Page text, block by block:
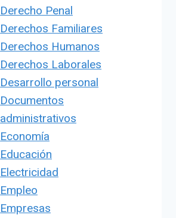
Derecho Penal
Derechos Familiares
Derechos Humanos
Derechos Laborales
Desarrollo personal
Documentos
administrativos
Economía
Educación
Electricidad
Empleo
Empresas